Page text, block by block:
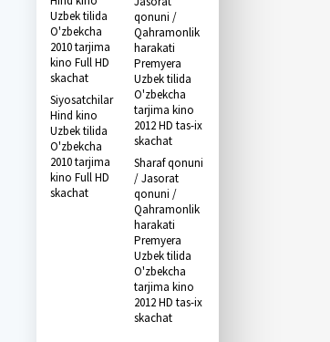
Siyosatchilar
Hind kino
Uzbek tilida
O'zbekcha
2010 tarjima
kino Full HD
skachat
Sharaf qonuni
/ Jasorat
qonuni /
Qahramonlik
harakati
Premyera
Uzbek tilida
O'zbekcha
tarjima kino
2012 HD tas-ix
skachat